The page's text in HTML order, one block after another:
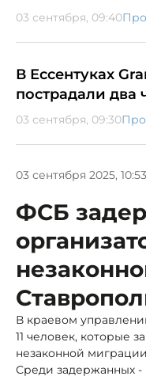
03 сентября, 09:40
В Ессентуках
пострадали два
03 сентября, 09:30
03 сентября 2025, 10:53
ФСБ
В краевом
11 человек, которые
незаконной
Среди задержанных